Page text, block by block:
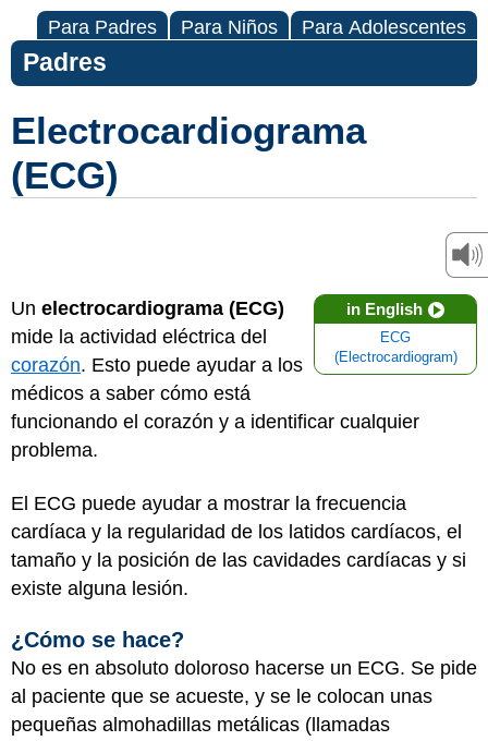
Para Padres Para Niños Para Adolescentes
Padres
Electrocardiograma
(ECG)
in English
ECG
(Electrocardiogram)
Un electrocardiograma (ECG)
mide la actividad eléctrica del
corazón. Esto puede ayudar a los
médicos a saber cómo está
funcionando el corazón y a identificar cualquier
problema.
El ECG puede ayudar a mostrar la frecuencia
cardíaca y la regularidad de los latidos cardíacos, el
tamaño y la posición de las cavidades cardíacas y si
existe alguna lesión.
¿Cómo se hace?
No es en absoluto doloroso hacerse un ECG. Se pide
al paciente que se acueste, y se le colocan unas
pequeñas almohadillas metálicas (llamadas